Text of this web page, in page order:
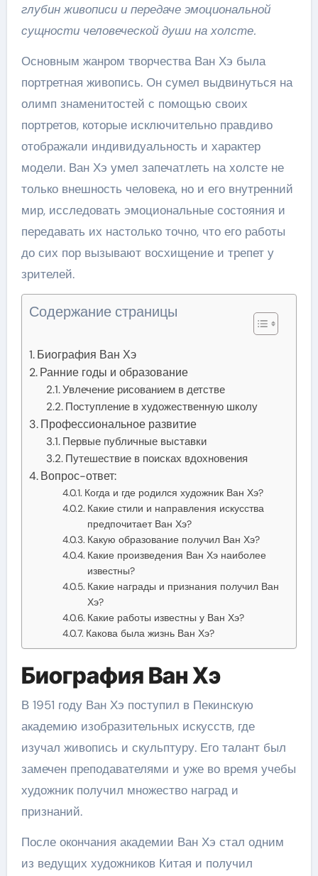
глубин живописи и передаче эмоциональной
сущности человеческой души на холсте.
Основным жанром творчества Ван Хэ была
портретная живопись. Он сумел выдвинуться на
олимп знаменитостей с помощью своих
портретов, которые исключительно правдиво
отображали индивидуальность и характер
модели. Ван Хэ умел запечатлеть на холсте не
только внешность человека, но и его внутренний
мир, исследовать эмоциональные состояния и
передавать их настолько точно, что его работы
до сих пор вызывают восхищение и трепет у
зрителей.
Содержание страницы
Биография Ван Хэ
Ранние годы и образование
Увлечение рисованием в детстве
Поступление в художественную школу
Профессиональное развитие
Первые публичные выставки
Путешествие в поисках вдохновения
Вопрос-ответ:
Когда и где родился художник Ван Хэ?
Какие стили и направления искусства
предпочитает Ван Хэ?
Какую образование получил Ван Хэ?
Какие произведения Ван Хэ наиболее
известны?
Какие награды и признания получил Ван
Хэ?
Какие работы известны у Ван Хэ?
Какова была жизнь Ван Хэ?
Биография Ван Хэ
В 1951 году Ван Хэ поступил в Пекинскую
академию изобразительных искусств, где
изучал живопись и скульптуру. Его талант был
замечен преподавателями и уже во время учебы
художник получил множество наград и
признаний.
После окончания академии Ван Хэ стал одним
из ведущих художников Китая и получил